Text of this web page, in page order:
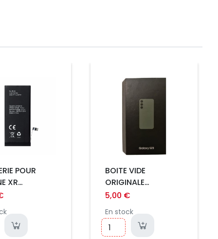
POUR
XR
BOITE VIDE
ORIGINALE
SAMSUNG S23 VERT
5,00 €
En stock